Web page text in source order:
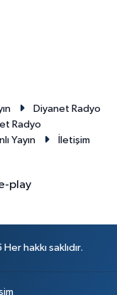
Diyanet Radyo
Radyo
Yayın
İletişim
hakkı saklıdır.